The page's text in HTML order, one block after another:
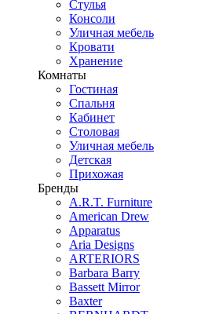
Стулья
Консоли
Уличная мебель
Кровати
Хранение
Комнаты
Гостиная
Спальня
Кабинет
Столовая
Уличная мебель
Детская
Прихожая
Бренды
A.R.T. Furniture
American Drew
Apparatus
Aria Designs
ARTERIORS
Barbara Barry
Bassett Mirror
Baxter